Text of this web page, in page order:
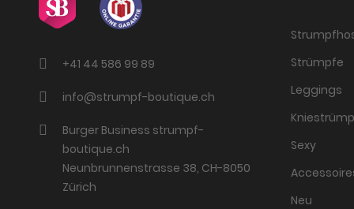
+41 44 586 99 89
info@strumpf-boutique.ch
Burger Business strumpf-
boutique.ch
Neunbrunnenstrasse 38, CH-8050
Zürich
Strümpfe
Leggings
Sexy
Neu